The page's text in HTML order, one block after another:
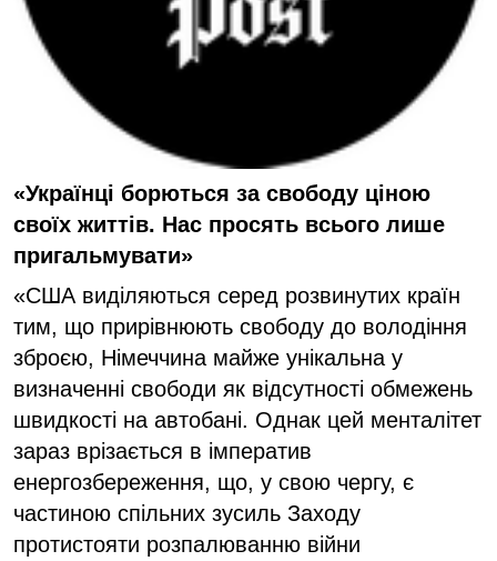
«Українці борються за свободу ціною
своїх життів. Нас просять всього лише
пригальмувати»
«США виділяються серед розвинутих країн
тим, що прирівнюють свободу до володіння
зброєю, Німеччина майже унікальна у
визначенні свободи як відсутності обмежень
швидкості на автобані. Однак цей менталітет
зараз врізається в імператив
енергозбереження, що, у свою чергу, є
частиною спільних зусиль Заходу
протистояти розпалюванню війни